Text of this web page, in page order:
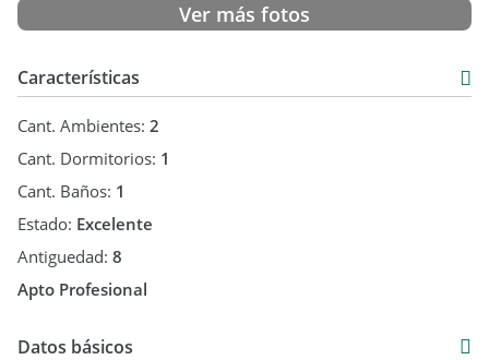
Ver más fotos
Características
Cant. Ambientes: 2
Cant. Dormitorios: 1
Cant. Baños: 1
Estado: Excelente
Antiguedad: 8
Apto Profesional
Datos básicos